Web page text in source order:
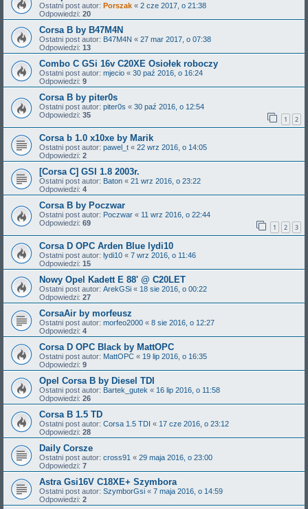
Ostatni post autor: Porszak « 2 cze 2017, o 21:38
Odpowiedzi: 20
Corsa B by B47M4N
Ostatni post autor: B47M4N « 27 mar 2017, o 07:38
Odpowiedzi: 13
Combo C GSi 16v C20XE Osiołek roboczy
Ostatni post autor: mjecio « 30 paź 2016, o 16:24
Odpowiedzi: 9
Corsa B by piter0s
Ostatni post autor: piter0s « 30 paź 2016, o 12:54
Odpowiedzi: 35 1 2
Corsa b 1.0 x10xe by Marik
Ostatni post autor: pawel_t « 22 wrz 2016, o 14:05
Odpowiedzi: 2
[Corsa C] GSI 1.8 2003r.
Ostatni post autor: Baton « 21 wrz 2016, o 23:22
Odpowiedzi: 4
Corsa B by Poczwar
Ostatni post autor: Poczwar « 11 wrz 2016, o 22:44
Odpowiedzi: 69 1 2 3
Corsa D OPC Arden Blue lydi10
Ostatni post autor: lydi10 « 7 wrz 2016, o 11:46
Odpowiedzi: 15
Nowy Opel Kadett E 88' @ C20LET
Ostatni post autor: ArekGSi « 18 sie 2016, o 00:22
Odpowiedzi: 27
CorsaAir by morfeusz
Ostatni post autor: morfeo2000 « 8 sie 2016, o 12:27
Odpowiedzi: 4
Corsa D OPC Black by MattOPC
Ostatni post autor: MattOPC « 19 lip 2016, o 16:35
Odpowiedzi: 9
Opel Corsa B by Diesel TDI
Ostatni post autor: Bartek_gutek « 16 lip 2016, o 11:58
Odpowiedzi: 26
Corsa B 1.5 TD
Ostatni post autor: Corsa 1.5 TDI « 17 cze 2016, o 23:12
Odpowiedzi: 28
Daily Corsze
Ostatni post autor: cross91 « 29 maja 2016, o 23:00
Odpowiedzi: 7
Astra Gsi16V C18XE+ Szymbora
Ostatni post autor: SzymborGsi « 7 maja 2016, o 14:59
Odpowiedzi: 2